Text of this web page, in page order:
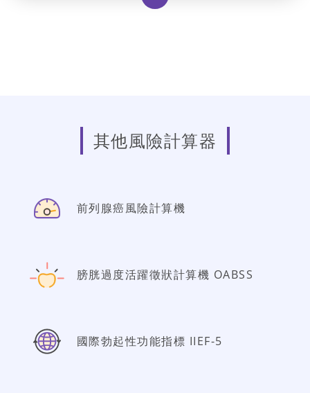
其他風險計算器
前列腺癌風險計算機
膀胱過度活躍徵狀計算機 OABSS
國際勃起性功能指標 IIEF-5